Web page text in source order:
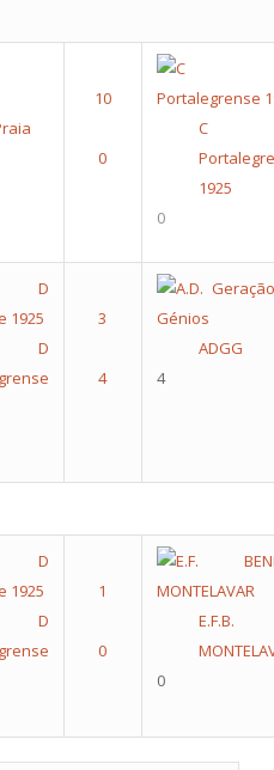
C
1925
0
D
ADGG
4
D
E.F.B.
0